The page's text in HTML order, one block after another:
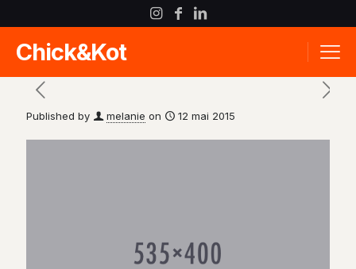
Chick&Kot
Published by melanie on 12 mai 2015